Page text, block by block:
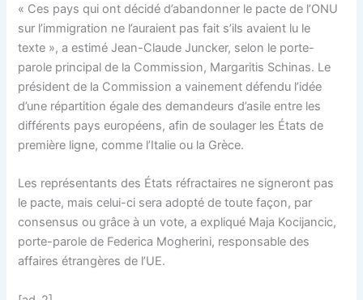
« Ces pays qui ont décidé d’abandonner le pacte de l’ONU
sur l’immigration ne l’auraient pas fait s’ils avaient lu le
texte », a estimé Jean-Claude Juncker, selon le porte-
parole principal de la Commission, Margaritis Schinas. Le
président de la Commission a vainement défendu l’idée
d’une répartition égale des demandeurs d’asile entre les
différents pays européens, afin de soulager les États de
première ligne, comme l’Italie ou la Grèce.
Les représentants des États réfractaires ne signeront pas
le pacte, mais celui-ci sera adopté de toute façon, par
consensus ou grâce à un vote, a expliqué Maja Kocijancic,
porte-parole de Federica Mogherini, responsable des
affaires étrangères de l’UE.